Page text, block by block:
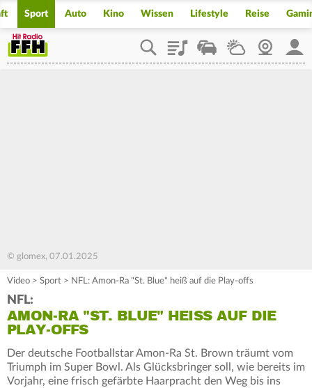
Sport Auto Kino Wissen Lifestyle Reise
PlaylistStaupilotWetterWebcam
© glomex, 07.01.2025
Video > Sport > NFL: Amon-Ra "St. Blue" heiß auf die Play-offs
NFL:
AMON-RA "ST. BLUE" HEISS AUF DIE P
LAY-OFFS
Der deutsche Footballstar Amon-Ra St. Brown träumt vom
Triumph im Super Bowl. Als Glücksbringer soll, wie bereits im
Vorjahr, eine frisch gefärbte Haarpracht den Weg bis ins